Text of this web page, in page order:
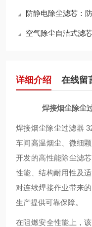
防静电除尘滤芯：防
空气除尘自洁式滤
详细介绍 在线留
焊接烟尘除尘
焊接烟尘除尘过滤器
车间高温烟尘、微细
开发的高性能除尘滤
性能、结构耐用性及
对连续焊接作业带来
生产提供可靠保障。
在阻燃安全性能上，